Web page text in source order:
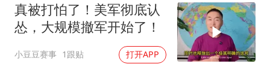
真被打怕了！美军彻底认
怂，大规模撤军开始了！
小豆豆赛事 1跟贴 打开APP